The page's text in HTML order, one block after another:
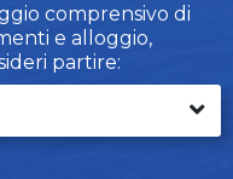
comprensivo di
e alloggio,
partire: